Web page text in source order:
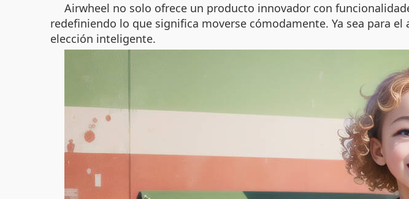
Airwheel no solo ofrece un producto innovador con
redefiniendo lo que significa moverse cómodamente. Ya sea para
elección inteligente.